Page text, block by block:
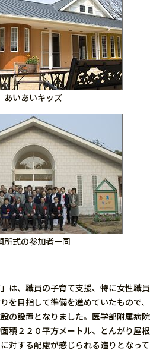
あいあいキッズ
所式の参加者一同
は、職員の子育て支援、特に女性職員
を目指して準備を進めていたもので、
の設置となりました。医学部附属病院
積２２０平方メートル、とんがり屋根
対する配慮が感じられる造りとなって